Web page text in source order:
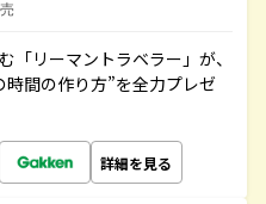
「リーマントラベラー」が、
間の作り方”を全力プレゼ
詳細を見る